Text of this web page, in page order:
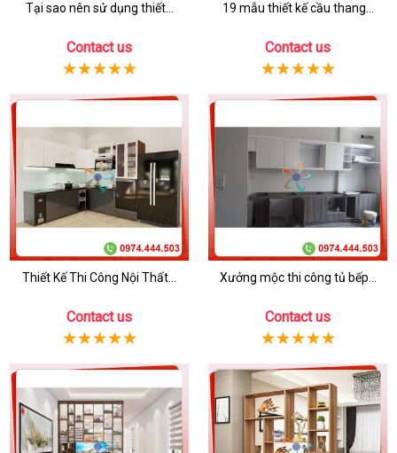
Tại sao nên sử dụng thiết...
Contact us
19 mẫu thiết kế cầu thang...
Contact us
Thiết Kế Thi Công Nội Thất...
Contact us
Xưởng mộc thi công tủ bếp...
Contact us